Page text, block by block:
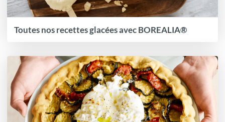
Toutes nos recettes glacées avec BOREALIA®